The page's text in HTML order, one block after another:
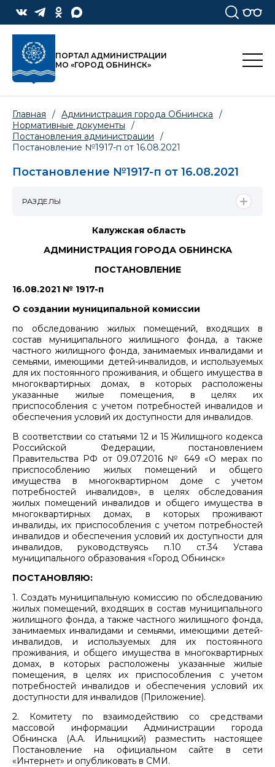
ПОРТАЛ АДМИНИСТРАЦИИ
МО «ГОРОД ОБНИНСК»
Главная / Администрация города Обнинска
/
Нормативные документы
/
Постановления администрации
/
Постановление №1917-п от 16.08.2021
Постановление №1917-п от 16.08.2021
Калужская область
АДМИНИСТРАЦИЯ ГОРОДА ОБНИНСКА
ПОСТАНОВЛЕНИЕ
16.08.2021 № 1917-п
О создании муниципальной комиссии
по обследованию жилых помещений, входящих в
состав муниципального жилищного фонда, а также
частного жилищного фонда, занимаемых инвалидами и
семьями, имеющими детей-инвалидов, и используемых
для их постоянного проживания, и общего имущества в
многоквартирных домах, в которых расположены
указанные жилые помещения, в целях их
приспособления с учетом потребностей инвалидов и
обеспечения условий их доступности для инвалидов.
В соответствии со статьями 12 и 15 Жилищного кодекса
Российской Федерации, постановлением
Правительства РФ от 09.07.2016 № 649 «О мерах по
приспособлению жилых помещений и общего
имущества в многоквартирном доме с учетом
потребностей инвалидов», в целях обследования
жилых помещений инвалидов и общего имущества в
многоквартирных домах, в которых проживают
инвалиды, их приспособления с учетом потребностей
инвалидов и обеспечения условий их доступности для
инвалидов, руководствуясь п.10 ст.34 Устава
муниципального образования «Город Обнинск»
ПОСТАНОВЛЯЮ:
1. Создать муниципальную комиссию по обследованию
жилых помещений, входящих в состав муниципального
жилищного фонда, а также частного жилищного фонда,
занимаемых инвалидами и семьями, имеющими детей-
инвалидов, и используемых для их постоянного
проживания, и общего имущества в многоквартирных
домах, в которых расположены указанные жилые
помещения, в целях их приспособления с учетом
потребностей инвалидов и обеспечения условий их
доступности для инвалидов (Приложение).
2. Комитету по взаимодействию со средствами
массовой информации Администрации города
Обнинска (А.А. Ильницкий) разместить настоящее
Постановление на официальном сайте в сети
«Интернет» и опубликовать в СМИ.
РАЗДЕЛЫ